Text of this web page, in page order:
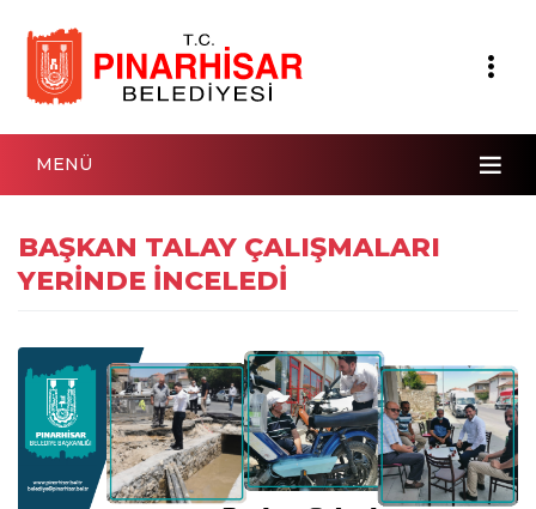
MENÜ
BAŞKAN TALAY ÇALIŞMALARI
YERİNDE İNCELEDİ